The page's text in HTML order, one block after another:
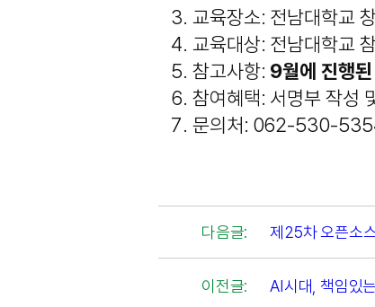
교육장소: 전남대학교
교육대상: 전남대학교
참고사항: 9월에 진행
참여혜택: 서명부 작성
문의처: 062-530-
다음글: 제25차 오픈소
이전글: AI시대, 책임있